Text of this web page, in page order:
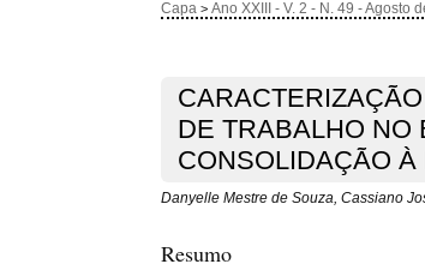
Capa >Ano XXIII - V. 2 - N. 49 - Agosto
DE TRABALHO NO
CONSOLIDAÇÃO
Danyelle Mestre de Souza, Cassiano
Resumo